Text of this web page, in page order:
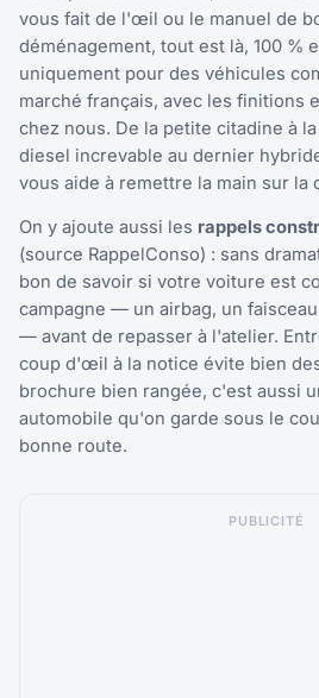
vous fait de l'œil ou le manuel de
déménagement, tout est là, 100 %
uniquement pour des véhicules
marché français, avec les finitions
chez nous. De la petite citadine à
diesel increvable au dernier
vous aide à remettre la main sur la
On y ajoute aussi les rappels
(source RappelConso) : sans
bon de savoir si votre voiture est
campagne — un airbag, un
— avant de repasser à l'atelier.
coup d'œil à la notice évite bien
brochure bien rangée, c'est aussi
automobile qu'on garde sous le
bonne route.
PUBLICITÉ